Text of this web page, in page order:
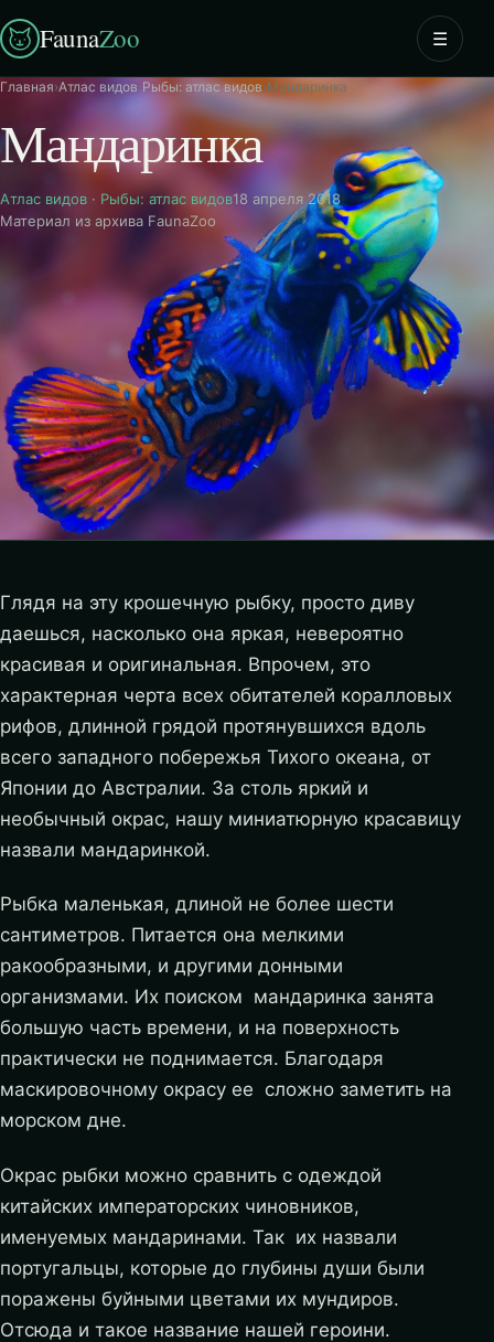
FaunaZoo ☰
Главная›Атлас видов›Рыбы: атлас видов›Мандаринка
Мандаринка
Атлас видов · Рыбы: атлас видов18 апреля 2018
Материал из архива FaunaZoo
Глядя на эту крошечную рыбку, просто диву
даешься, насколько она яркая, невероятно
красивая и оригинальная. Впрочем, это
характерная черта всех обитателей коралловых
рифов, длинной грядой протянувшихся вдоль
всего западного побережья Тихого океана, от
Японии до Австралии. За столь яркий и
необычный окрас, нашу миниатюрную красавицу
назвали мандаринкой.
Рыбка маленькая, длиной не более шести
сантиметров. Питается она мелкими
ракообразными, и другими донными
организмами. Их поиском мандаринка занята
большую часть времени, и на поверхность
практически не поднимается. Благодаря
маскировочному окрасу ее сложно заметить на
морском дне.
Окрас рыбки можно сравнить с одеждой
китайских императорских чиновников,
именуемых мандаринами. Так их назвали
португальцы, которые до глубины души были
поражены буйными цветами их мундиров.
Отсюда и такое название нашей героини.